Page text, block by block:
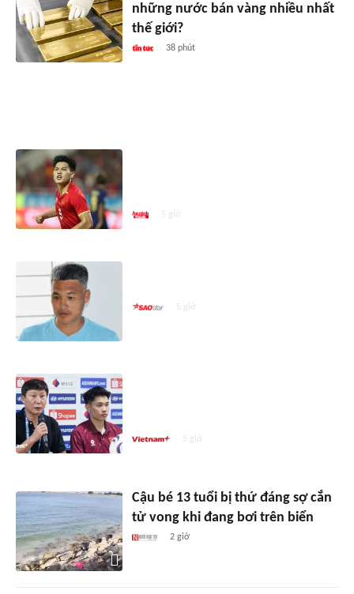
những nước bán vàng nhiều nhất
thế giới?
38 phút
5 giờ
5 giờ
5 giờ
Cậu bé 13 tuổi bị thứ đáng sợ cắn
tử vong khi đang bơi trên biển
2 giờ